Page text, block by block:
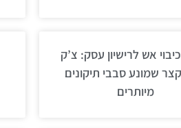
אש לרישיון עסק: צ’ק
שמונע סבבי תיקונים
מיותרים